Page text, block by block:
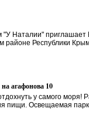
"У Наталии"
районе Республики
агафонова 10
у самого моря!
пищи. Освещаемая